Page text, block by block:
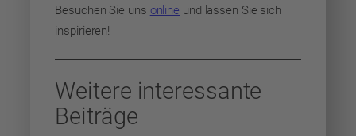
Besuchen Sie uns online und lassen Sie sich
inspirieren!
Weitere interessante
Beiträge